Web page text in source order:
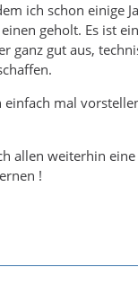
ich schon einige
geholt. Es ist
ganz gut aus,
mal
allen weiterhin
!